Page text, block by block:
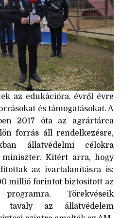
az edukációra, évről évre
és támogatásokat. A
2017 óta az agrártárca
forrás áll rendelkezésre,
állatvédelmi célokra
Kitért arra, hogy
az ivartalanításra is:
millió forintot biztosított az
Törekvéseik
tavaly az állatvédelem